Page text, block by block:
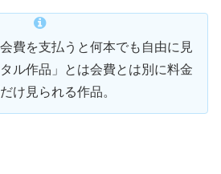
費を支払うと何本でも自由に見
ル作品」とは会費とは別に料金
け見られる作品。